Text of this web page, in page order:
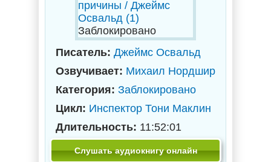
Заблокировано
Писатель: Джеймс Освальд
Озвучивает: Михаил Нордшир
Категория: Заблокировано
Цикл: Инспектор Тони Маклин
Длительность: 11:52:01
Слушать аудиокнигу онлайн